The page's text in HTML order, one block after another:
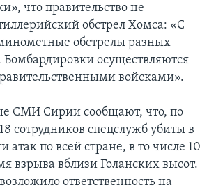
что правительство не
обстрел Хомса: «С
обстрелы разных
осуществляются
войсками».
СМИ Сирии сообщают, что, по
сотрудников спецслужб убиты в
атак по всей стране, в то числе 10
взрыва вблизи Голанских высот.
ответственность на